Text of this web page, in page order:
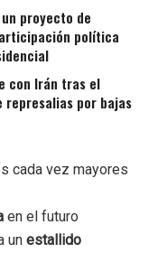
proyecto de
política
con Irán tras el
represalias por bajas
cada vez mayores
en el futuro
un estallido